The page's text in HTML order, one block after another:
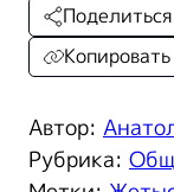
Автор:
Рубрика:
Поделиться